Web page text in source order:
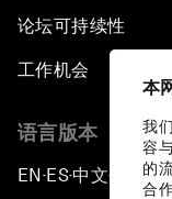
本
我
容
的
合
论坛可持续性
工作机会
语言版本
EN ▪ES▪中文▪ 日本語